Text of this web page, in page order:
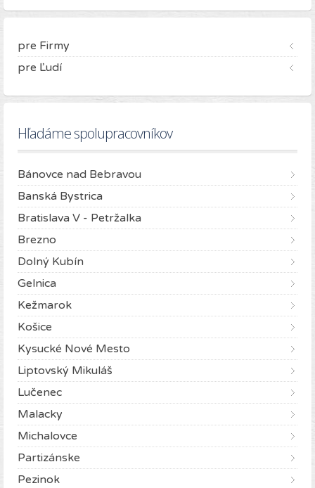
pre Firmy
pre Ľudí
Hľadáme spolupracovníkov
Bánovce nad Bebravou
Banská Bystrica
Bratislava V - Petržalka
Brezno
Dolný Kubín
Gelnica
Kežmarok
Košice
Kysucké Nové Mesto
Liptovský Mikuláš
Lučenec
Malacky
Michalovce
Partizánske
Pezinok